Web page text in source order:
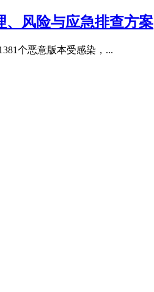
、风险与应急排查方案
个恶意版本受感染，...